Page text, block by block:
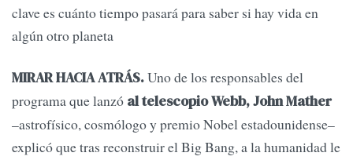
clave es cuánto tiempo pasará para saber si hay vida en
algún otro planeta
MIRAR HACIA ATRÁS.Uno de los responsables del
programa que lanzó al telescopio Webb, John Mather
–astrofísico, cosmólogo y premio Nobel estadounidense–
explicó que tras reconstruir el Big Bang, a la humanidad le